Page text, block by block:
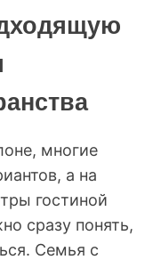
многие
а на
гостиной
сразу понять,
Семья с